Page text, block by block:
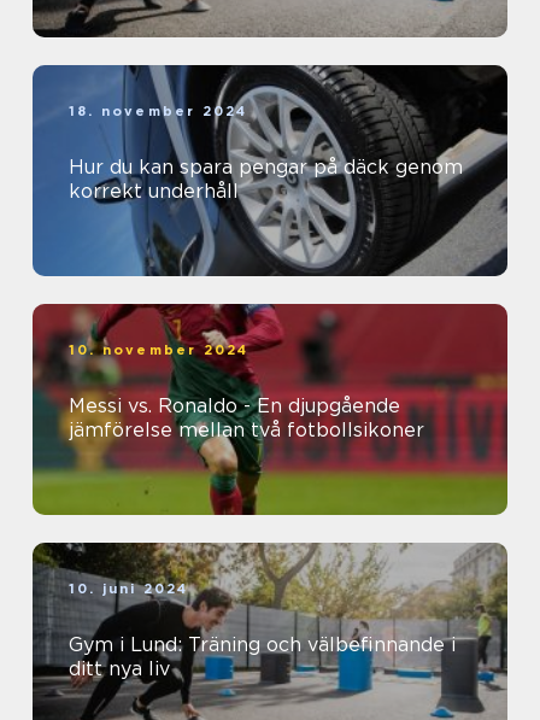
18. november 2024
Hur du kan spara pengar på däck genom
korrekt underhåll
10. november 2024
Messi vs. Ronaldo - En djupgående
jämförelse mellan två fotbollsikoner
10. juni 2024
Gym i Lund: Träning och välbefinnande i
ditt nya liv